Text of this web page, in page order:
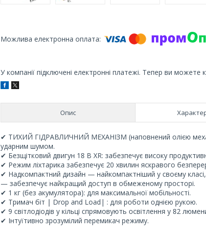
У компанії підключені електронні платежі. Тепер ви
Опис
✔ ТИХИЙ ГІДРАВЛИЧНИЙ МЕХАНІЗМ (наповнений олією
ударним шумом.
✔ Безщітковий двигун 18 В XR: забезпечує високу
✔ Режим ліхтарика забезпечує 20 хвилин яскравого
✔ Надкомпактний дизайн — найкомпактніший у своєму
— забезпечує найкращий доступ в обмеженому просторі.
✔ 1 кг (без акумулятора): для максимальної мобільності.
✔ Тримач біт | Drop and Load| : для роботи однією рукою.
✔ 9 світлодіодів у кільці спрямовують освітлення у 82
✔ Інтуїтивно зрозумілий перемикач режиму.